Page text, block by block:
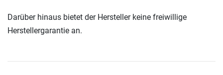
Darüber hinaus bietet der Hersteller keine freiwillige
Herstellergarantie an.